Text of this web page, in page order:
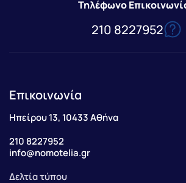
Τηλέφωνο
210 8227952
Επικοινωνία
Ηπείρου 13, 10433 Αθήνα
210 8227952
info@nomotelia.gr
Δελτία τύπου